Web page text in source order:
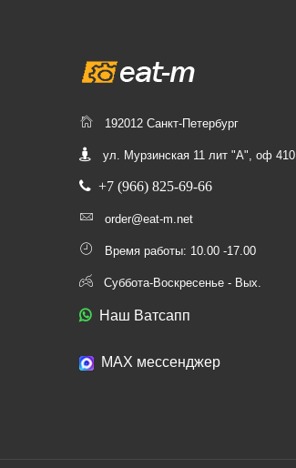
192012 Санкт-Петербург
ул. Мурзинская 11 лит "А", оф 410
+7 (966) 825-69-66
order@eat-m.net
Время работы: 10.00 -17.00
Суббота-Воскресенье - Вых.
Наш Ватсапп
МАХ мессенджер